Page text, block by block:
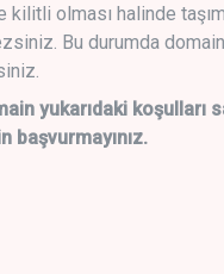
kilitli olması halinde
Bu durumda
yukarıdaki koşulları
başvurmayınız.